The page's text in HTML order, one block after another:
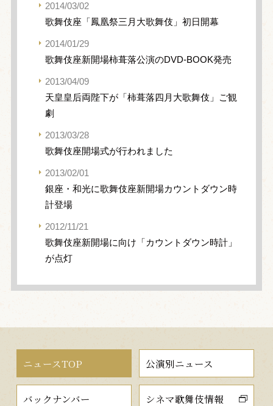
2014/03/02
歌舞伎座「鳳凰祭三月大歌舞伎」初日開幕
2014/01/29
歌舞伎座新開場柿葺落公演のDVD-BOOK発売
2013/04/09
天皇皇后両陛下が「柿葺落四月大歌舞伎」ご観
劇
2013/03/28
歌舞伎座開場式が行われました
2013/02/01
銀座・和光に歌舞伎座新開場カウントダウン時
計登場
2012/11/21
歌舞伎座新開場に向け「カウントダウン時計」
が点灯
ニュースTOP 公演別ニュース
バックナンバー シネマ歌舞伎情報